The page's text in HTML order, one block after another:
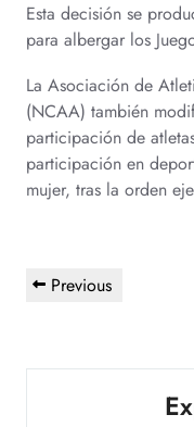
Esta decisión se
para albergar los
La Asociación de
(NCAA) también
participación de
participación en
mujer, tras la orden
Previous